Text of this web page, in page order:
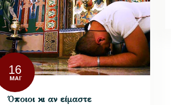
16
ΜΆΙ
Όποιοι κι αν είμαστε